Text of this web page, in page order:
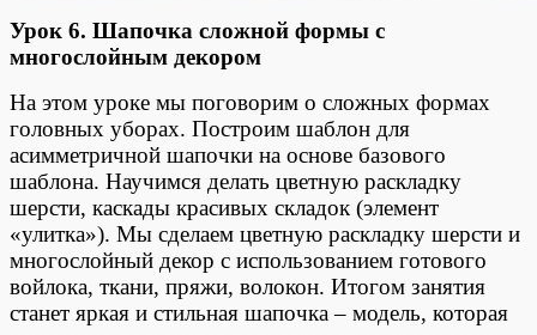
Урок 6. Шапочка сложной формы с
многослойным декором
На этом уроке мы поговорим о сложных формах
головных уборах. Построим шаблон для
асимметричной шапочки на основе базового
шаблона. Научимся делать цветную раскладку
шерсти, каскады красивых складок (элемент
«улитка»). Мы сделаем цветную раскладку шерсти и
многослойный декор с использованием готового
войлока, ткани, пряжи, волокон. Итогом занятия
станет яркая и стильная шапочка – модель, которая